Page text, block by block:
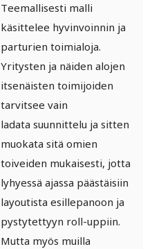
Teemallisesti malli
käsittelee hyvinvoinnin ja
parturien toimialoja.
Yritysten ja näiden alojen
itsenäisten toimijoiden
tarvitsee vain
ladata suunnittelu ja sitten
muokata sitä omien
toiveiden mukaisesti, jotta
lyhyessä ajassa päästäisiin
layoutista esillepanoon ja
pystytettyyn roll-uppiin.
Mutta myös muilla